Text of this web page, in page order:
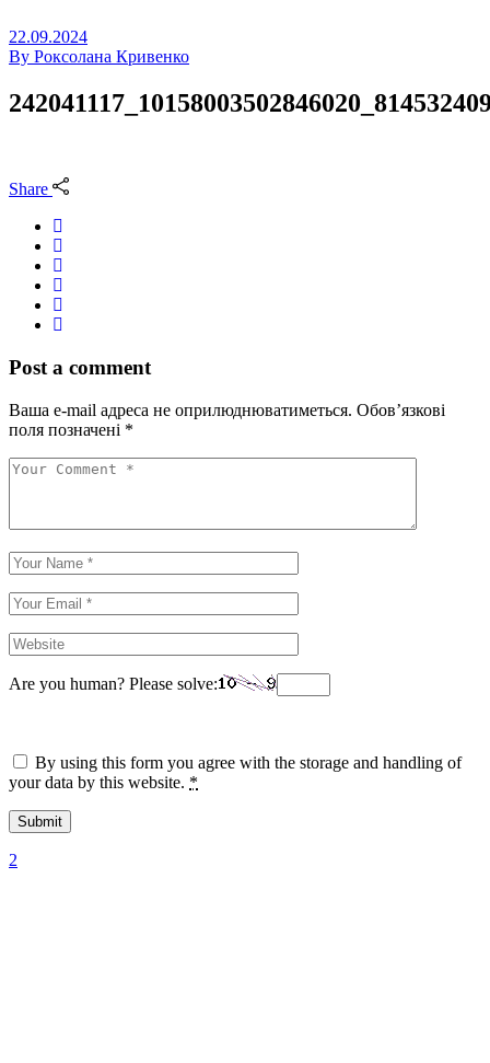
22.09.2024
By Роксолана Кривенко
Share
Post a comment
Ваша e-mail адреса не оприлюднюватиметься. Обов’язкові
поля позначені *
Are you human? Please solve:
By using this form you agree with the storage and handling of
your data by this website. *
Submit